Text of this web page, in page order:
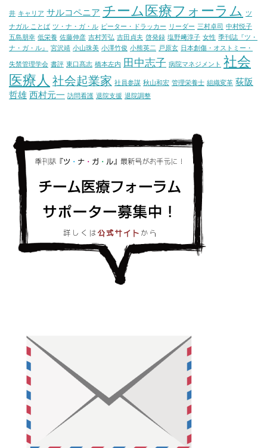
井 キャリア サルコペニア チーム医療フォーラム
ツ
ナガル ことば ツ・ナ・ガ・ル ピーター・ドラッカー リーダー 三村卓司 中村悦子
五島朋幸 低栄養 佐藤伸彦 吉村芳弘 吉田貞夫 啓発録 塩野﨑淳子 女性 季刊誌『ツ・
ナ・ガ・ル』
宮沢靖 小山珠美 小澤竹俊 小熊英二 戸原玄 日本創傷・オストミー・
失禁管理学会 書評 東口髙志 橋本左内 田中志子 病院マネジメント 社会
医療人 社会起業家 社員参謀 秋山和宏 管理栄養士 組織変革 荻阪
哲雄 西村元一 訪問看護 退院支援 退院調整